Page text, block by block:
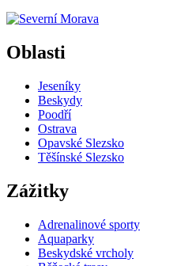
Oblasti
Jeseníky
Beskydy
Poodří
Ostrava
Opavské Slezsko
Těšínské Slezsko
Zážitky
Adrenalinové sporty
Aquaparky
Beskydské vrcholy